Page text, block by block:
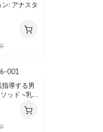
: アナスタ
導する男
ッド ~乳
りゅう, 浜